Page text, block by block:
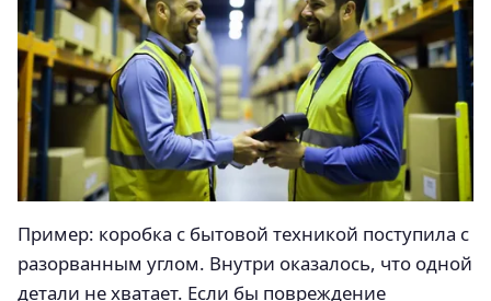
Пример: коробка с бытовой техникой поступила с
разорванным углом. Внутри оказалось, что одной
детали не хватает. Если бы повреждение